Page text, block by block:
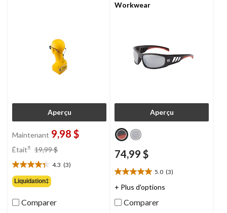
Aperçu
Maintenant 9,98 $
Était± 19,99 $
19,99 $
4.3 (3)
4.3
étoile(s)
sur
5.
3
Liquidation‡
Comparer
Workwear
Aperçu
74,99 $
5.0 (3)
5.0
étoile(s)
5.
+ Plus d'options
Comparer